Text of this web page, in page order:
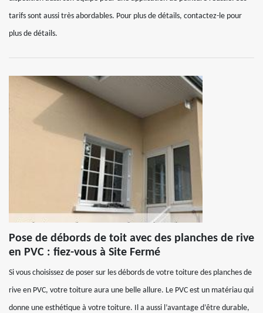
tarifs sont aussi très abordables. Pour plus de détails, contactez-le pour
plus de détails.
Pose de débords de toit avec des planches de rive
en PVC : fiez-vous à Site Fermé
Si vous choisissez de poser sur les débords de votre toiture des planches de
rive en PVC, votre toiture aura une belle allure. Le PVC est un matériau qui
donne une esthétique à votre toiture. Il a aussi l’avantage d’être durable,